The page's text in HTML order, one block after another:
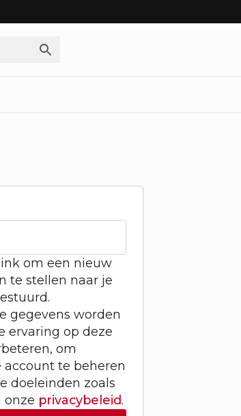
om een nieuw
te stellen naar je
gegevens worden
ervaring op deze
om
te beheren
doeleinden zoals
onze privacybeleid.